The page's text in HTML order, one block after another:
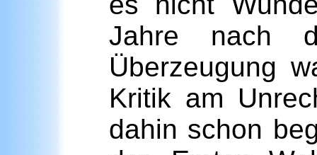
Jahre nach
Überzeugung
Kritik am
dahin schon